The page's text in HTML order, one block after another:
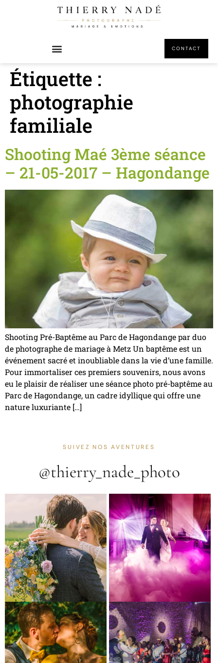
CONTACT
Étiquette :
photographie
familiale
Shooting Maé 3ème séance
– 21-05-2017 – Hagondange
Shooting Pré-Baptême au Parc de Hagondange par duo
de photographe de mariage à Metz Un baptême est un
événement sacré et inoubliable dans la vie d’une famille.
Pour immortaliser ces premiers souvenirs, nous avons
eu le plaisir de réaliser une séance photo pré-baptême au
Parc de Hagondange, un cadre idyllique qui offre une
nature luxuriante […]
SUIVEZ NOS AVENTURES
@thierry_nade_photo